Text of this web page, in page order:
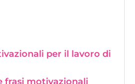
per il lavoro di
frasi motivazionali